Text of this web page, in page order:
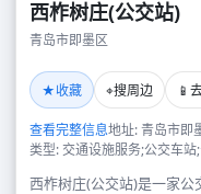
西柞树庄(公交站)
青岛市即墨区
★收藏 ⌖搜周边 📱
查看完整信息地址: 青岛市即
类型: 交通设施服务;公交车
西柞树庄(公交站)是一家